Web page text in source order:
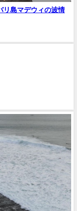
リ島マデウィの波情